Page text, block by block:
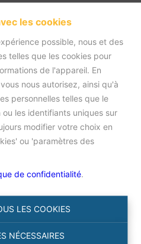
les cookies
possible, nous et des
telles que les cookies pour
de l'appareil. En
nous autorisez, ainsi qu'à
personnelles telles que le
les identifiants uniques sur
modifier votre choix en
ou 'paramètres des
de confidentialité.
LES COOKIES
NÉCESSAIRES